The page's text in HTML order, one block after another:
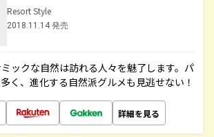
Resort Style
2018.11.14 発売
ックな自然は訪れる人々を魅了します。パ
く、進化する自然派グルメも見逃せない！
詳細を見る